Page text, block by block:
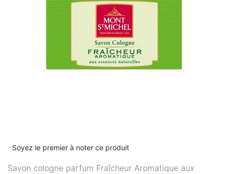
Soyez le premier à noter ce produit
Savon cologne parfum Fraîcheur Aromatique aux